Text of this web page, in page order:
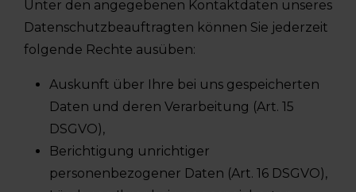
Unter den angegebenen Kontaktdaten unseres
Datenschutzbeauftragten können Sie jederzeit
folgende Rechte ausüben:
Auskunft über Ihre bei uns gespeicherten
Daten und deren Verarbeitung (Art. 15
DSGVO),
Berichtigung unrichtiger
personenbezogener Daten (Art. 16 DSGVO),